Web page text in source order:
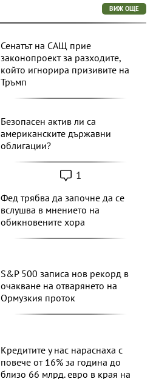
ВИЖ ОЩЕ
Сенатът на САЩ прие
законопроект за разходите,
който игнорира призивите на
Тръмп
Безопасен актив ли са
американските държавни
облигации?
1
Фед трябва да започне да се
вслушва в мнението на
обикновените хора
S&P 500 записа нов рекорд в
очакване на отварянето на
Ормузкия проток
Кредитите у нас нараснаха с
повече от 16% за година до
близо 66 млрд. евро в края на